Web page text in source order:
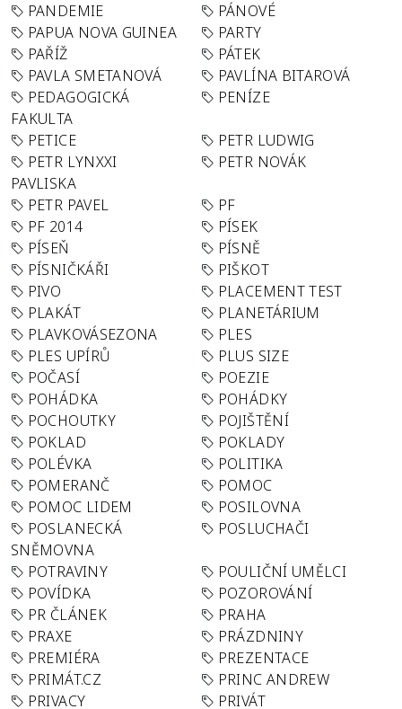
PANDEMIE
PÁNOVÉ
PAPUA NOVA GUINEA
PARTY
PAŘÍŽ
PÁTEK
PAVLA SMETANOVÁ
PAVLÍNA BITAROVÁ
PEDAGOGICKÁ
FAKULTA
PENÍZE
PETICE
PETR LUDWIG
PETR LYNXXI
PAVLISKA
PETR NOVÁK
PETR PAVEL
PF
PF 2014
PÍSEK
PÍSEŇ
PÍSNĚ
PÍSNIČKÁŘI
PIŠKOT
PIVO
PLACEMENT TEST
PLAKÁT
PLANETÁRIUM
PLAVKOVÁSEZONA
PLES
PLES UPÍRŮ
PLUS SIZE
POČASÍ
POEZIE
POHÁDKA
POHÁDKY
POCHOUTKY
POJIŠTĚNÍ
POKLAD
POKLADY
POLÉVKA
POLITIKA
POMERANČ
POMOC
POMOC LIDEM
POSILOVNA
POSLANECKÁ
SNĚMOVNA
POSLUCHAČI
POTRAVINY
POULIČNÍ UMĚLCI
POVÍDKA
POZOROVÁNÍ
PR ČLÁNEK
PRAHA
PRAXE
PRÁZDNINY
PREMIÉRA
PREZENTACE
PRIMÁT.CZ
PRINC ANDREW
PRIVACY
PRIVÁT